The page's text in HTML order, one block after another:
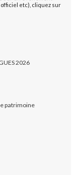
etc), cliquez sur
2026
patrimoine